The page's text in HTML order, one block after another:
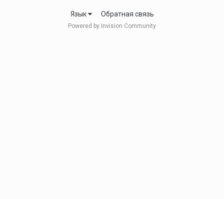
Язык Обратная связь
Powered by Invision Community